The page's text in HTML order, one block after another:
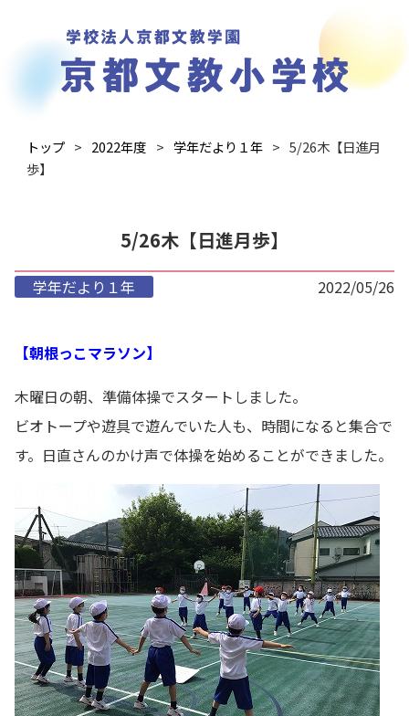
トップ 2022年度 学年だより１年
5/26木【日進月
歩】
5/26木【日進月歩】
学年だより１年 2022/05/26
【朝根っこマラソン】
木曜日の朝、準備体操でスタートしました。
ビオトープや遊具で遊んでいた人も、時間になると集合で
す。日直さんのかけ声で体操を始めることができました。